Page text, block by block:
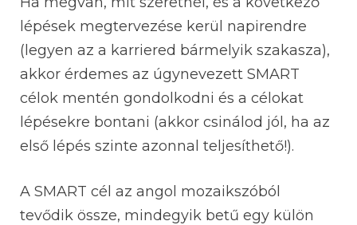
lépések megtervezése kerül napirendre
(legyen az a karriered bármelyik szakasza),
akkor érdemes az úgynevezett SMART
célok mentén gondolkodni és a célokat
lépésekre bontani (akkor csinálod jól, ha az
első lépés szinte azonnal teljesíthető!).
A SMART cél az angol mozaikszóból
tevődik össze, mindegyik betű egy külön